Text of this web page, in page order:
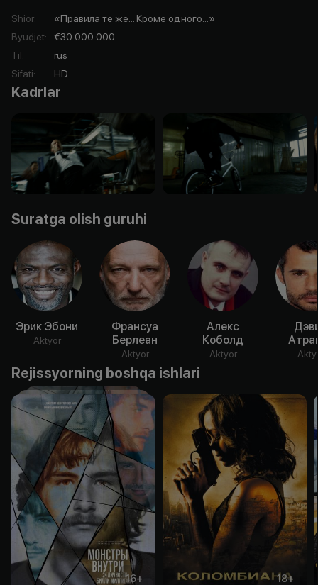
Shior:
«Правила те же... Кроме одного...»
Byudjet:
€30 000 000
Til:
rus
Sifati: HD
Kadrlar
Suratga olish guruhi
Эрик Эбони
Aktyor
Франсуа
Берлеан
Aktyor
Алекс
Коболд
Aktyor
Rejissyorning boshqa ishlari
16+ 18+